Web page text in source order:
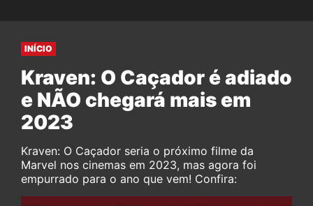
INÍCIO
Kraven: O Caçador é adiado
e NÃO chegará mais em
2023
Kraven: O Caçador seria o próximo filme da
Marvel nos cinemas em 2023, mas agora foi
empurrado para o ano que vem! Confira: